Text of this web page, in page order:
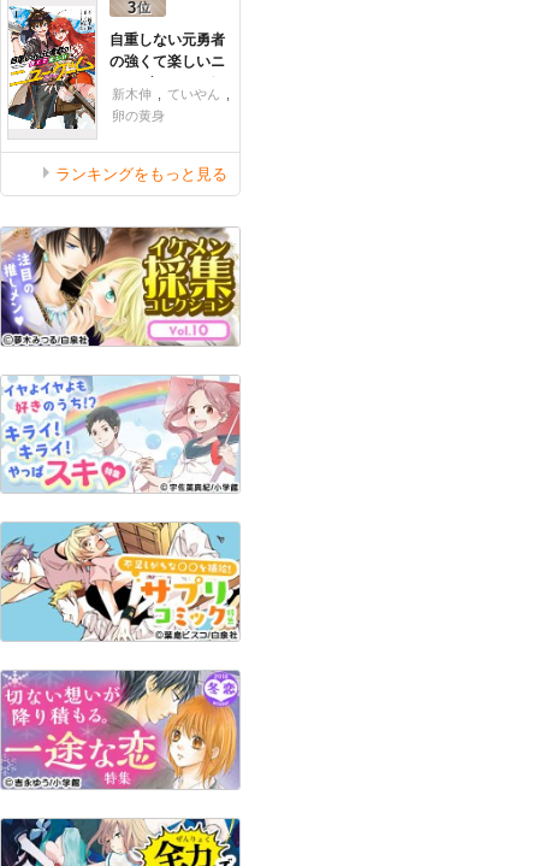
自重しない元勇者
の強くて楽しいニ
新木伸 ていやん
卵の黄身
ランキングをもっと見る